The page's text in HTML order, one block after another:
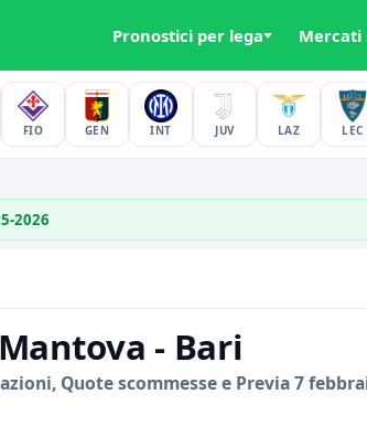
Pronostici per lega Mercati
FIO GEN INT JUV LAZ LEC
2026
Mantova - Bari
Quote scommesse e Previa 7